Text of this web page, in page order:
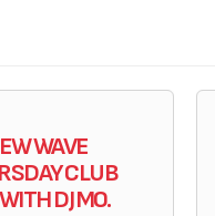
WAVE
CLUB
DJ MO.